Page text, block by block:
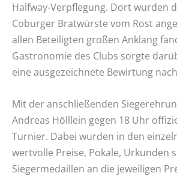
Halfway-Verpflegung. Dort wurden
Coburger Bratwürste vom Rost
allen Beteiligten großen Anklang
Gastronomie des Clubs sorgte
eine ausgezeichnete Bewirtung
Mit der anschließenden
Andreas Hölllein gegen 18 Uhr
Turnier. Dabei wurden in den
wertvolle Preise, Pokale, Urkunden
Siegermedaillen an die jeweiligen